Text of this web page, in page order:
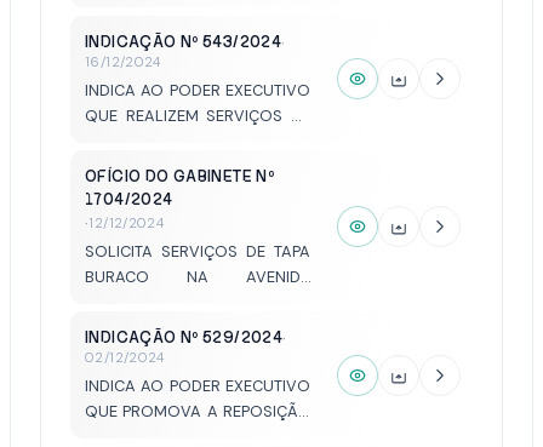
POZZOBON, ENTRE AVENIDA
JERÔNIMO FIGUEIRA DA
COSTA E AVENIDA EMÍLIO
ARROYO HERNANDES.
INDICAÇÃO Nº 543/2024·
16/12/2024
INDICA AO PODER EXECUTIVO
QUE REALIZEM SERVIÇOS DE
JERÔNIMO FIGUEIRA DA
COSTA, CONFLUÊNCIA COM A
AVENIDA PREFEITO MÁRIO
POZZOBON.
OFÍCIO DO GABINETE Nº
1704/2024
·12/12/2024
SOLICITA SERVIÇOS DE TAPA
BURACO NA AVENIDA
COSTA, CONFLUÊNCIA COM A
AVENIDA PREFEITO MÁRIO
POZZOBON.
INDICAÇÃO Nº 529/2024·
02/12/2024
INDICA AO PODER EXECUTIVO
QUE PROMOVA A REPOSIÇÃO